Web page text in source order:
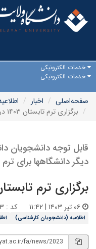
خدمات الکترونیکی
خدمات الکترونیکی
صفحه‌اصلی
اخبار
برگزاری ترم تابستان ۱۴۰۳ در دانشگاه بیرجند
قابل توجه دانشجویان
دیگر دانشگاهها برای ترم تابستان
برگزاری ترم تابستان ۱۴۰۳ در دانشگاه
کد : ۲۰۲۳
اطلاعیه (دانشجویان کارشناسی)